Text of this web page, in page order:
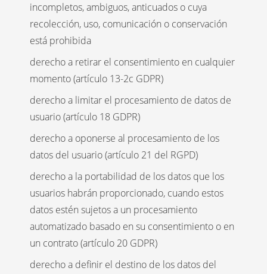
incompletos, ambiguos, anticuados o cuya
recolección, uso, comunicación o conservación
está prohibida
derecho a retirar el consentimiento en cualquier
momento (artículo 13-2c GDPR)
derecho a limitar el procesamiento de datos de
usuario (artículo 18 GDPR)
derecho a oponerse al procesamiento de los
datos del usuario (artículo 21 del RGPD)
derecho a la portabilidad de los datos que los
usuarios habrán proporcionado, cuando estos
datos estén sujetos a un procesamiento
automatizado basado en su consentimiento o en
un contrato (artículo 20 GDPR)
derecho a definir el destino de los datos del